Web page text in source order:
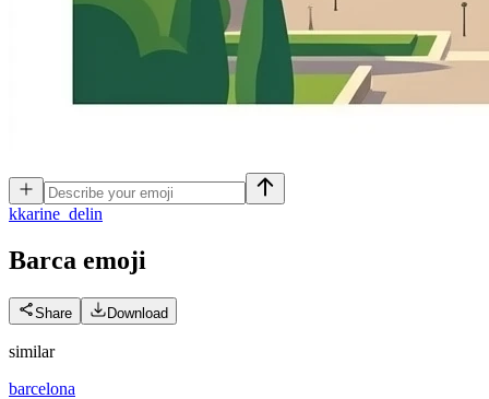
kkarine_delin
Barca emoji
Share Download
similar
barcelona